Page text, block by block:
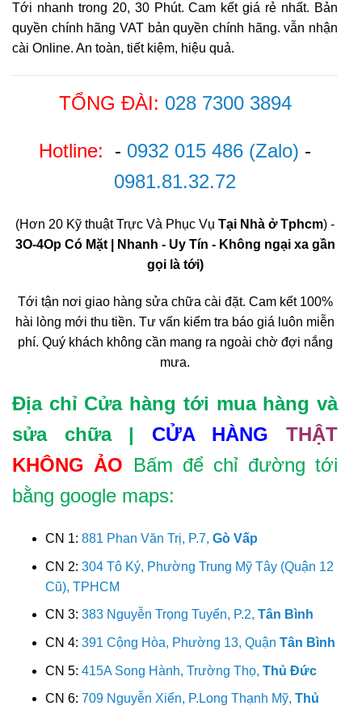
Tới nhanh trong 20, 30 Phút. Cam kết giá rẻ nhất. Bản
quyền chính hãng VAT bản quyền chính hãng. vẫn nhận
cài Online. An toàn, tiết kiệm, hiệu quả.
TỔNG ĐÀI: 028 7300 3894
Hotline: - 0932 015 486 (Zalo) -
0981.81.32.72
(Hơn 20 Kỹ thuật Trực Và Phục Vụ Tại Nhà ở Tphcm) -
3O-4Op Có Mặt | Nhanh - Uy Tín - Không ngại xa gần
gọi là tới)
Tới tận nơi giao hàng sửa chữa cài đặt. Cam kết 100%
hài lòng mới thu tiền. Tư vấn kiểm tra báo giá luôn miễn
phí. Quý khách không cần mang ra ngoài chờ đợi nắng
mưa.
Địa chỉ Cửa hàng tới mua hàng và
sửa chữa | CỬA HÀNG
THẬT
KHÔNG ẢO Bấm để chỉ đường tới
bằng google maps:
CN 1: 881 Phan Văn Trị, P.7, Gò Vấp
CN 2: 304 Tô Ký, Phường Trung Mỹ Tây (Quận 12
Cũ), TPHCM
CN 3: 383 Nguyễn Trọng Tuyển, P.2, Tân Bình
CN 4: 391 Cộng Hòa, Phường 13, Quận Tân Bình
CN 5: 415A Song Hành, Trường Thọ, Thủ Đức
CN 6: 709 Nguyễn Xiển, P.Long Thạnh Mỹ, Thủ